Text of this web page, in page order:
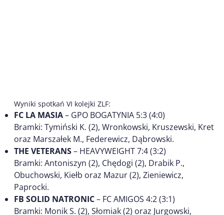
Wyniki spotkań VI kolejki ZLF:
FC LA MASIA– GPO BOGATYNIA 5:3 (4:0)
Bramki: Tymiński K. (2), Wronkowski, Kruszewski, Kret
oraz Marszałek M., Federewicz, Dąbrowski.
THE VETERANS– HEAVYWEIGHT 7:4 (3:2)
Bramki: Antoniszyn (2), Chędogi (2), Drabik P.,
Obuchowski, Kiełb oraz Mazur (2), Zieniewicz,
Paprocki.
FB SOLID NATRONIC– FC AMIGOS 4:2 (3:1)
Bramki: Monik S. (2), Słomiak (2) oraz Jurgowski,